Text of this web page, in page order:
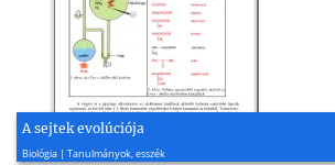
A sejtek evolúciója
Biológia | Tanulmányok, esszék
2011, 11 oldal